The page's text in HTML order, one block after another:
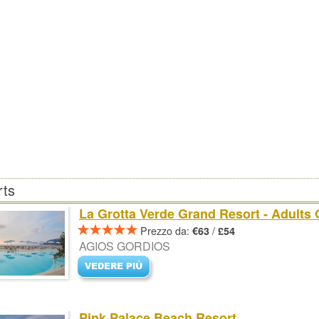
La Grotta Verde Grand Resort - Adults
Prezzo da: €63 / £54
AGIOS GORDIOS